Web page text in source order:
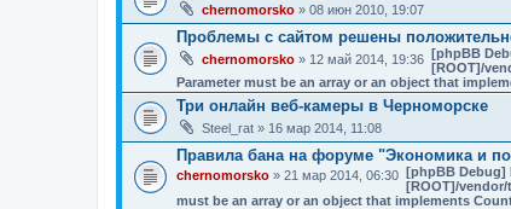
chernomorsko » 08 июн 2010, 19:07
Проблемы с сайтом решены
chernomorsko » 12 май 2014, 19:36 [phpBB
[ROOT]/
Parameter must be an array or an object that
Три онлайн веб-камеры в Черноморске
Steel_rat » 16 мар 2014, 11:08
Правила бана на форуме "Экономика и
chernomorsko » 21 мар 2014, 06:30 [phpBB Debug]
[ROOT]/
must be an array or an object that implements